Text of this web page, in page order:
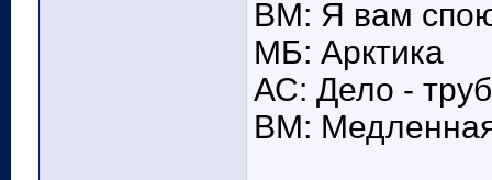
ВМ: Я вам
МБ: Арктика
АС: Дело -
ВМ: